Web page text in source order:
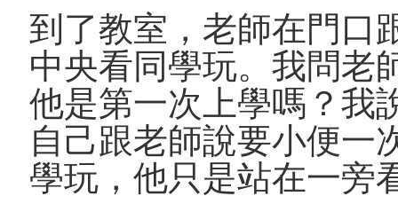
到了教室，老師在門口
中央看同學玩。我問老
他是第一次上學嗎？我
自己跟老師說要小便一
學玩，他只是站在一旁